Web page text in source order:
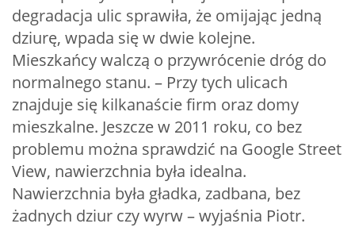
degradacja ulic sprawiła, że omijając jedną
dziurę, wpada się w dwie kolejne.
Mieszkańcy walczą o przywrócenie dróg do
normalnego stanu. – Przy tych ulicach
znajduje się kilkanaście firm oraz domy
mieszkalne. Jeszcze w 2011 roku, co bez
problemu można sprawdzić na Google Street
View, nawierzchnia była idealna.
Nawierzchnia była gładka, zadbana, bez
żadnych dziur czy wyrw – wyjaśnia Piotr.